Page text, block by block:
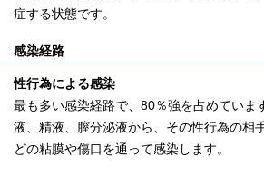
症する状態です。
感染経路
性行為による感染
最も多い感染経路で、80％強を占めていま
液、精液、膣分泌液から、その性行為の相
どの粘膜や傷口を通って感染します。